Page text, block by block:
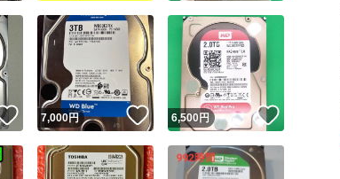
いいね！
7,000円 いいね！
6,500 円